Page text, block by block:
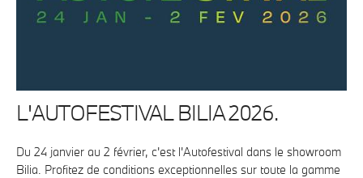
L'AUTOFESTIVAL BILIA 2026.
Du 24 janvier au 2 février, c'est l'Autofestival dans le showroom
Bilia. Profitez de conditions exceptionnelles sur toute la gamme